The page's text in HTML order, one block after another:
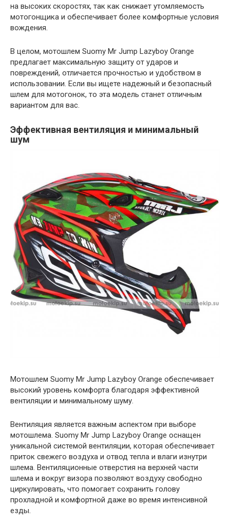
на высоких скоростях, так как снижает утомляемость
мотогонщика и обеспечивает более комфортные условия
вождения.
В целом, мотошлем Suomy Mr Jump Lazyboy Orange
предлагает максимальную защиту от ударов и
повреждений, отличается прочностью и удобством в
использовании. Если вы ищете надежный и безопасный
шлем для мотогонок, то эта модель станет отличным
вариантом для вас.
Эффективная вентиляция и минимальный
шум
Мотошлем Suomy Mr Jump Lazyboy Orange обеспечивает
высокий уровень комфорта благодаря эффективной
вентиляции и минимальному шуму.
Вентиляция является важным аспектом при выборе
мотошлема. Suomy Mr Jump Lazyboy Orange оснащен
уникальной системой вентиляции, которая обеспечивает
приток свежего воздуха и отвод тепла и влаги изнутри
шлема. Вентиляционные отверстия на верхней части
шлема и вокруг визора позволяют воздуху свободно
циркулировать, что помогает сохранить голову
прохладной и комфортной даже во время интенсивной
езды.